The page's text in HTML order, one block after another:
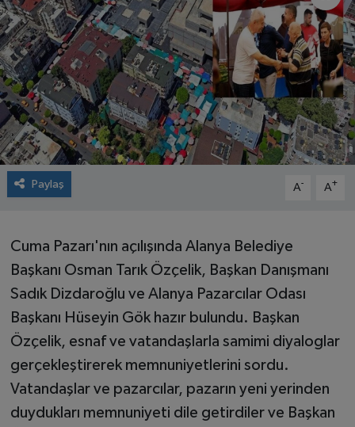
Paylaş A- A+
Cuma Pazarı'nın açılışında Alanya Belediye
Başkanı Osman Tarık Özçelik, Başkan Danışmanı
Sadık Dizdaroğlu ve Alanya Pazarcılar Odası
Başkanı Hüseyin Gök hazır bulundu. Başkan
Özçelik, esnaf ve vatandaşlarla samimi diyaloglar
gerçekleştirerek memnuniyetlerini sordu.
Vatandaşlar ve pazarcılar, pazarın yeni yerinden
duydukları memnuniyeti dile getirdiler ve Başkan